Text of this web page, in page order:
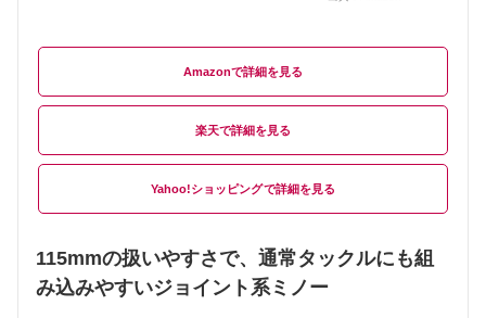
Amazon
楽天
Yahoo!ショッピング
115mmの扱いやすさで、通常タックルにも組
み込みやすいジョイント系ミノー